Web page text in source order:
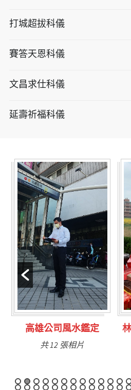
打城超拔科儀
賽答天恩科儀
文昌求仕科儀
延壽祈福科儀
林氏福主量子生基造命
共 6 張相片